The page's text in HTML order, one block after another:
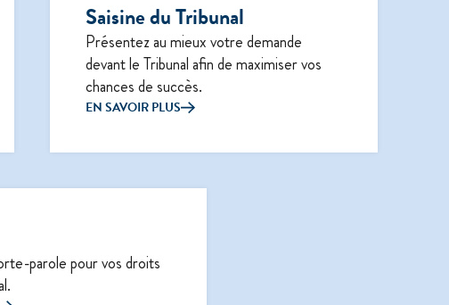
Saisine du Tribunal
Présentez au mieux votre demande
devant le Tribunal afin de maximiser vos
chances de succès.
EN SAVOIR PLUS
parole pour vos droits